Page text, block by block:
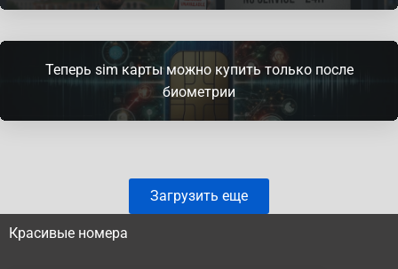
Теперь sim карты можно купить только после
биометрии
Загрузить еще
Красивые номера